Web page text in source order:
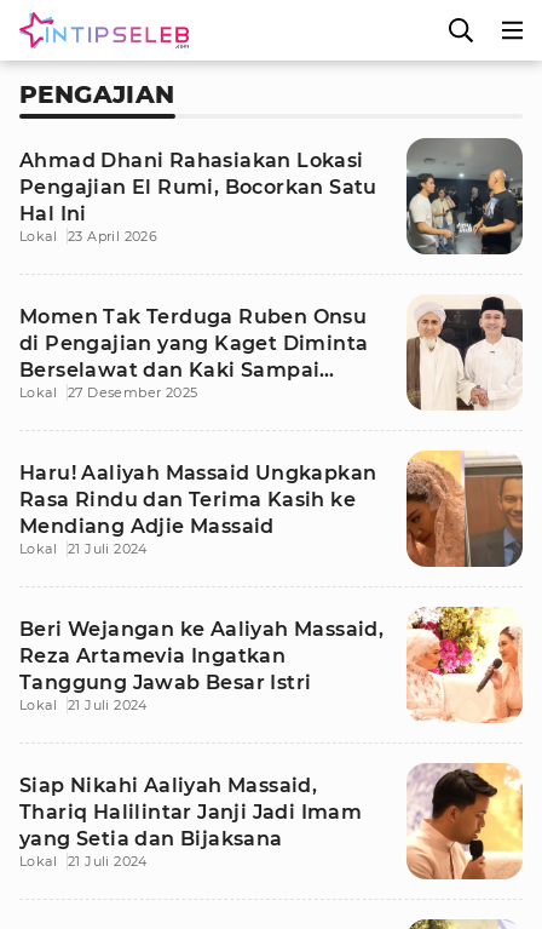
PENGAJIAN
Ahmad Dhani Rahasiakan Lokasi
Pengajian El Rumi, Bocorkan Satu
Hal Ini
Lokal 23 April 2026
Momen Tak Terduga Ruben Onsu
di Pengajian yang Kaget Diminta
Berselawat dan Kaki Sampai
Gemetar
Lokal 27 Desember 2025
Haru! Aaliyah Massaid Ungkapkan
Rasa Rindu dan Terima Kasih ke
Mendiang Adjie Massaid
Lokal 21 Juli 2024
Beri Wejangan ke Aaliyah Massaid,
Reza Artamevia Ingatkan
Tanggung Jawab Besar Istri
Lokal 21 Juli 2024
Siap Nikahi Aaliyah Massaid,
Thariq Halilintar Janji Jadi Imam
yang Setia dan Bijaksana
Lokal 21 Juli 2024